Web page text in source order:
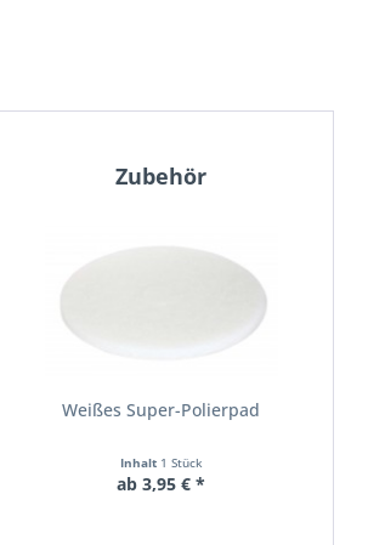
Zubehör
Weißes Super-Polierpad
Inhalt 1 Stück
ab 3,95 € *